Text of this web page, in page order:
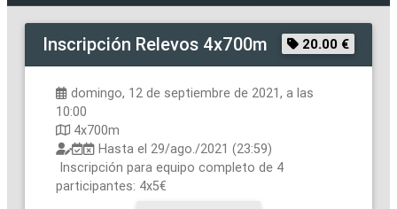
Inscripción Relevos 4x700m 20.00 €
domingo, 12 de septiembre de 2021, a las
10:00
4x700m
Hasta el 29/ago./2021 (23:59)
Inscripción para equipo completo de 4
participantes: 4x5€